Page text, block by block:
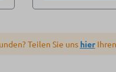
Teilen Sie uns hier